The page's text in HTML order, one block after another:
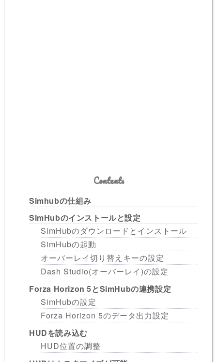
Contents
Simhubの仕組み
SimHubのインストールと設定
SimHubのダウンロードとインストール
SimHubの起動
オーバーレイ切り替えキーの設定
Dash Studio(オーバーレイ)の設定
Forza Horizon 5とSimHubの連携設定
SimHubの設定
Forza Horizon 5のデータ出力設定
HUDを読み込む
HUD位置の調整